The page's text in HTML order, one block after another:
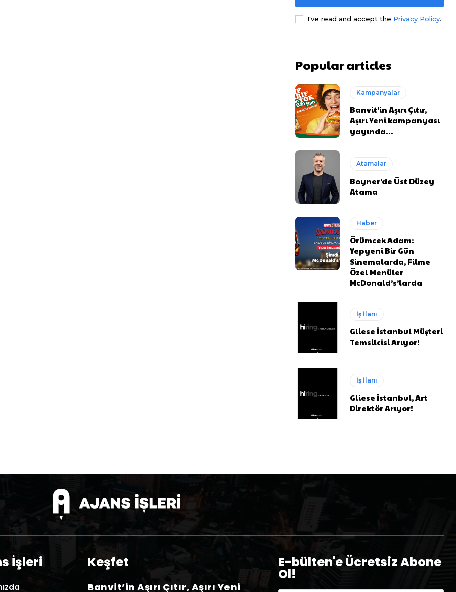
I've read and accept the Privacy Policy.
Popular articles
Kampanyalar
Banvit’in Aşırı Çıtır,
Aşırı Yeni kampanyası
yayında…
Atamalar
Boyner’de Üst Düzey
Atama
Haber
Örümcek Adam:
Yepyeni Bir Gün
Sinemalarda, Filme
Özel Menüler
McDonald’s’larda
İş İlanı
Gliese İstanbul Müşteri
Temsilcisi Arıyor!
İş İlanı
Gliese İstanbul, Art
Direktör Arıyor!
İşleri Keşfet
Banvit’in Aşırı Çıtır, Aşırı Yeni
E-bülten'e Ücretsiz Abone
Ol!